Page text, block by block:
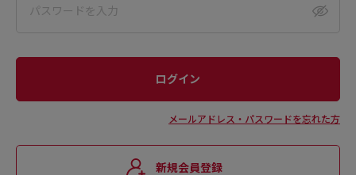
メールアドレス・パスワードを忘れた方
新規会員登録